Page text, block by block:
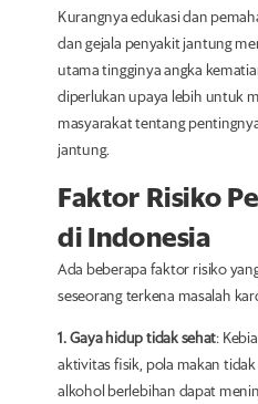
Kurangnya edukasi dan
dan gejala penyakit jantung
utama tingginya angka
diperlukan upaya lebih untuk
masyarakat tentang
jantung.
Faktor Risiko
di Indonesia
Ada beberapa faktor risiko
seseorang terkena masalah
1. Gaya hidup tidak sehat:
aktivitas fisik, pola makan
alkohol berlebihan dapat